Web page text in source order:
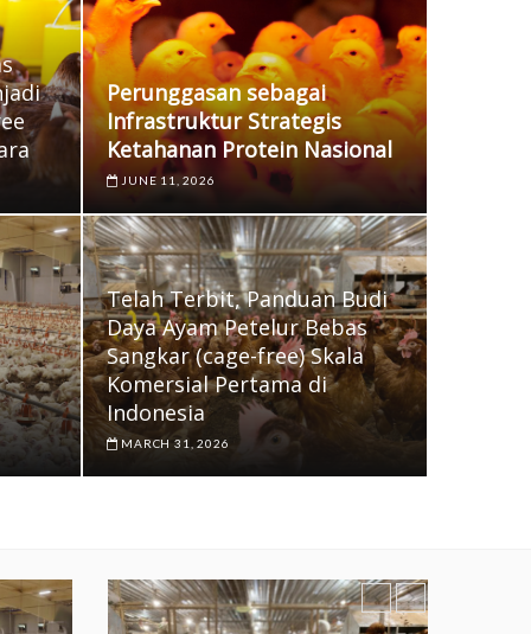
t
o
Perunggasan sebagai
Infrastruktur Strategis
Ketahanan Protein Nasional
JUNE 11, 2026
Telah Terbit, Panduan Budi
Daya Ayam Petelur Bebas
Sangkar (cage-free) Skala
Komersial Pertama di
Indonesia
MARCH 31, 2026